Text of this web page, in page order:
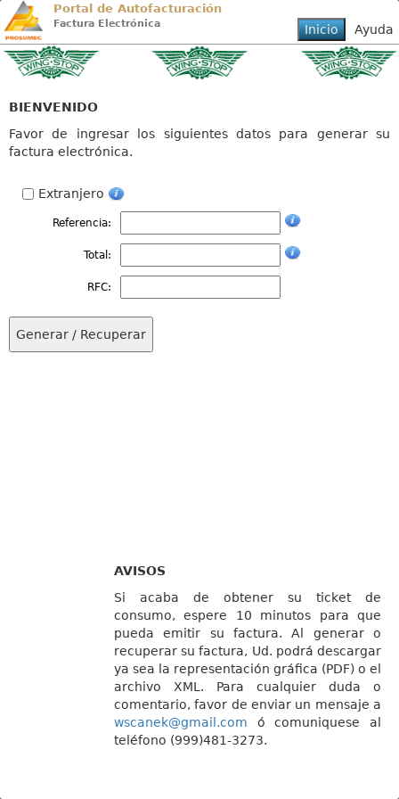
Portal de Autofacturación
Factura Electrónica
BIENVENIDO
Favor de ingresar los siguientes datos para generar su
factura electrónica.
Extranjero
Referencia:
Total:
RFC:
AVISOS
Si acaba de obtener su ticket de
consumo, espere 10 minutos para que
pueda emitir su factura. Al generar o
recuperar su factura, Ud. podrá descargar
ya sea la representación gráfica (PDF) o el
archivo XML. Para cualquier duda o
comentario, favor de enviar un mensaje a
wscanek@gmail.com ó comuniquese al
teléfono (999)481-3273.